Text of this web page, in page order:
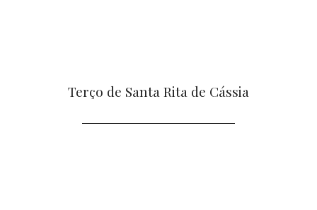
Terço de Santa Rita de Cássia